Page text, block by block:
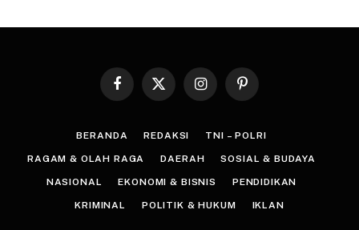
Facebook
X
InstagramPinterest
BERANDA REDAKSI TNI – POLRI
RAGAM & OLAH RAGA DAERAH SOSIAL & BUDAYA
NASIONAL EKONOMI & BISNIS PENDIDIKAN
KRIMINAL POLITIK & HUKUM IKLAN